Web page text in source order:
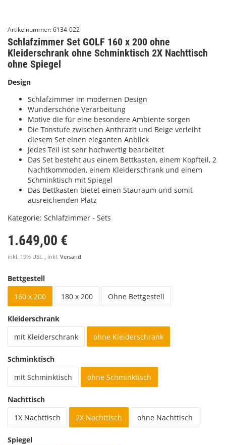
Artikelnummer:6134-022
Schlafzimmer Set GOLF 160 x 200 ohne
Kleiderschrank ohne Schminktisch 2X Nachttisch
ohne Spiegel
Design
Schlafzimmer im modernen Design
Wunderschöne Verarbeitung
Motive die für eine besondere Ambiente sorgen
Die Tonstufe zwischen Anthrazit und Beige verleiht
diesem Set einen eleganten Anblick
Jedes Teil ist sehr hochwertig bearbeitet
Das Set besteht aus einem Bettkasten, einem Kopfteil, 2
Nachtkommoden, einem Kleiderschrank und einem
Schminktisch mit Spiegel
Das Bettkasten bietet einen Stauraum und somit
ausreichenden Platz
Kategorie: Schlafzimmer - Sets
1.649,00 €
inkl. 19% USt. , inkl. Versand
Bettgestell
160 x 200
180 x 200 Ohne Bettgestell
Kleiderschrank
mit Kleiderschrank
ohne Kleiderschrank
Schminktisch
mit Schminktisch
ohne Schminktisch
Nachttisch
1X Nachttisch
2X Nachttisch ohne Nachttisch
Spiegel